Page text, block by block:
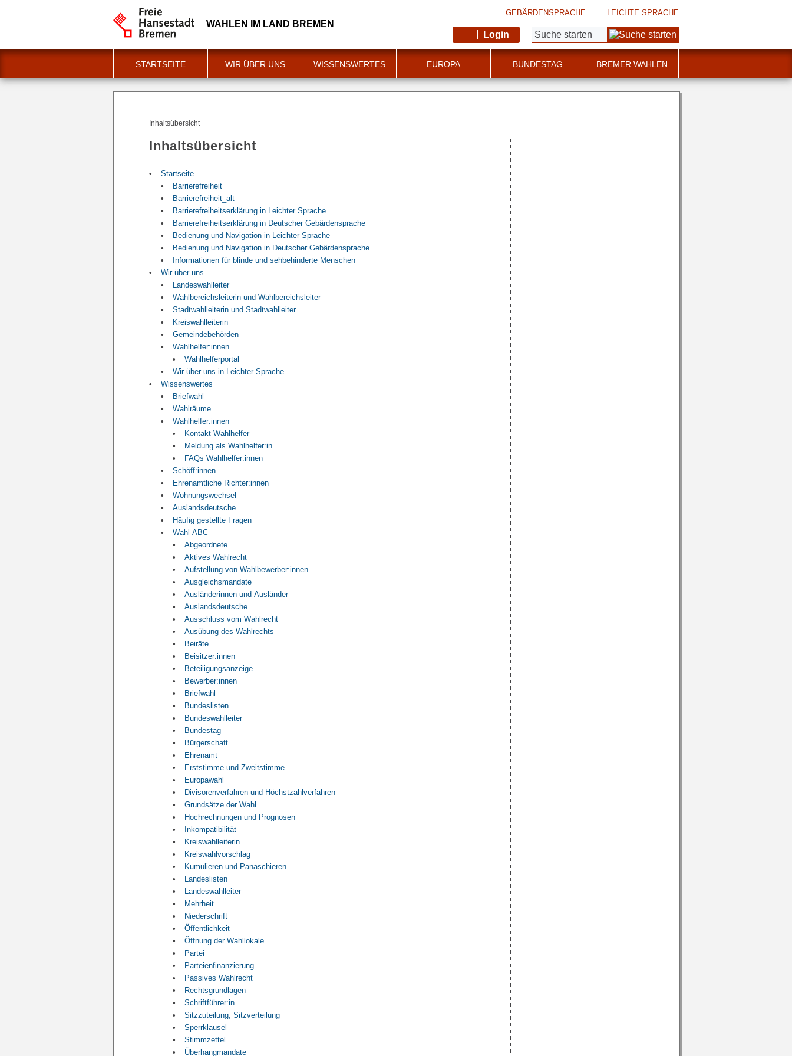
WAHLEN IM LAND BREMEN
GEBÄRDENSPRACHE LEICHTE SPRACHE
Login Suche:
STARTSEITE WIR ÜBER UNS WISSENSWERTES EUROPA BUNDESTAG BREMER WAHLEN
Inhaltsübersicht
Inhaltsübersicht
Startseite
Barrierefreiheit
Barrierefreiheit_alt
Barrierefreiheitserklärung in Leichter Sprache
Barrierefreiheitserklärung in Deutscher Gebärdensprache
Bedienung und Navigation in Leichter Sprache
Bedienung und Navigation in Deutscher Gebärdensprache
Informationen für blinde und sehbehinderte Menschen
Wir über uns
Landeswahlleiter
Wahlbereichsleiterin und Wahlbereichsleiter
Stadtwahlleiterin und Stadtwahlleiter
Kreiswahlleiterin
Gemeindebehörden
Wahlhelfer:innen
Wahlhelferportal
Wir über uns in Leichter Sprache
Wissenswertes
Briefwahl
Wahlräume
Wahlhelfer:innen
Kontakt Wahlhelfer
Meldung als Wahlhelfer:in
FAQs Wahlhelfer:innen
Schöff:innen
Ehrenamtliche Richter:innen
Wohnungswechsel
Auslandsdeutsche
Häufig gestellte Fragen
Wahl-ABC
Abgeordnete
Aktives Wahlrecht
Aufstellung von Wahlbewerber:innen
Ausgleichsmandate
Ausländerinnen und Ausländer
Auslandsdeutsche
Ausschluss vom Wahlrecht
Ausübung des Wahlrechts
Beiräte
Beisitzer:innen
Beteiligungsanzeige
Bewerber:innen
Briefwahl
Bundeslisten
Bundeswahlleiter
Bundestag
Bürgerschaft
Ehrenamt
Erststimme und Zweitstimme
Europawahl
Divisorenverfahren und Höchstzahlverfahren
Grundsätze der Wahl
Hochrechnungen und Prognosen
Inkompatibilität
Kreiswahlleiterin
Kreiswahlvorschlag
Kumulieren und Panaschieren
Landeslisten
Landeswahlleiter
Mehrheit
Niederschrift
Öffentlichkeit
Öffnung der Wahllokale
Partei
Parteienfinanzierung
Passives Wahlrecht
Rechtsgrundlagen
Schriftführer:in
Sitzzuteilung, Sitzverteilung
Sperrklausel
Stimmzettel
Überhangmandate